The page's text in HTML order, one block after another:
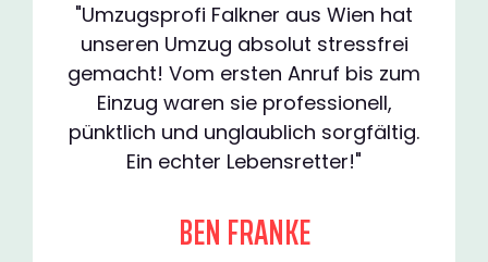
"Umzugsprofi Falkner aus Wien hat
unseren Umzug absolut stressfrei
gemacht! Vom ersten Anruf bis zum
Einzug waren sie professionell,
pünktlich und unglaublich sorgfältig.
Ein echter Lebensretter!"
BEN FRANKE